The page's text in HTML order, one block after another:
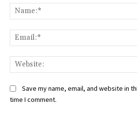
Save my name, email, and website in
time I comment.